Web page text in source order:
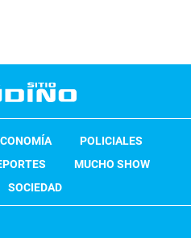
POLICIALES
MUCHO SHOW
SOCIEDAD